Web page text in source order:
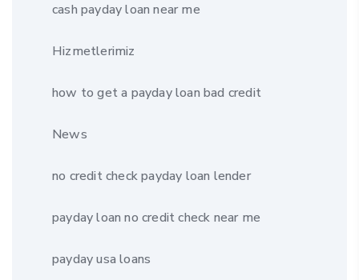
cash payday loan near me
Hizmetlerimiz
how to get a payday loan bad credit
News
no credit check payday loan lender
payday loan no credit check near me
payday usa loans